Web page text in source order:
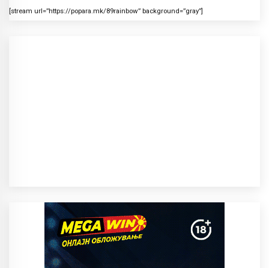
[stream url=”https://popara.mk/89rainbow” background=”gray”]